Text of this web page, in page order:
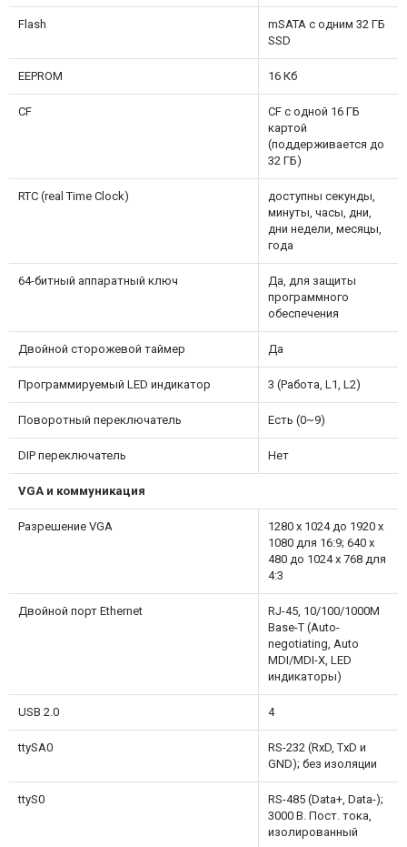
Flash
mSATA с одним 32 ГБ
SSD
EEPROM 16 Кб
CF
CF с одной 16 ГБ
картой
(поддерживается до
32 ГБ)
RTC (real Time Clock)
доступны секунды,
минуты, часы, дни,
дни недели, месяцы,
года
64-битный аппаратный ключ
Да, для защиты
программного
обеспечения
Двойной сторожевой таймер Да
Программируемый LED индикатор 3 (Работа, L1, L2)
Поворотный переключатель Есть (0~9)
DIP переключатель Нет
VGA и коммуникация
Разрешение VGA
1280 x 1024 до 1920 x
1080 для 16:9; 640 x
480 до 1024 x 768 для
4:3
Двойной порт Ethernet
RJ-45, 10/100/1000M
Base-T (Auto-
negotiating, Auto
MDI/MDI-X, LED
индикаторы)
USB 2.0 4
ttySA0
RS-232 (RxD, TxD и
GND); без изоляции
ttyS0
RS-485 (Data+, Data-);
3000 В. Пост. тока,
изолированный